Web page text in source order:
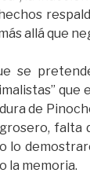
allá que
se
de
falta
lo
la memoria.